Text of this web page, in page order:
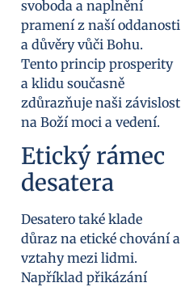
svoboda a naplnění
pramení z naší oddanosti
a důvěry vůči Bohu.
Tento princip prosperity
a klidu současně
zdůrazňuje naši závislost
na Boží moci a vedení.
Etický rámec
desatera
Desatero také klade
důraz na etické chování a
vztahy mezi lidmi.
Například přikázání